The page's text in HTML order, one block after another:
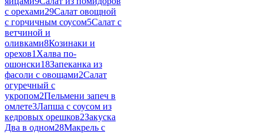
с орехами29Салат овощной
с горчичным соусом5Салат с
ветчиной и
оливками8Козинаки и
орехов1 Халва по-
ошонски18Запеканка из
фасоли с овощами2Салат
огуречный с
укропом2Пельмени запеч в
омлете3Лапша с соусом из
кедровых орешков2Закуска
Два в одном28Макрель с